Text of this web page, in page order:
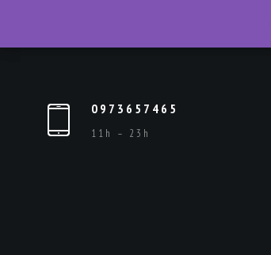
0973657465
11h – 23h